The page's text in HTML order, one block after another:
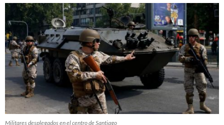
Militares desplegados en el centro de Santiago